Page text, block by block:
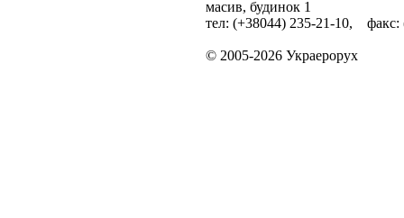
масив, будинок 1
тел: (+38044) 235-21-10, факс:
© 2005-2026 Украерорух